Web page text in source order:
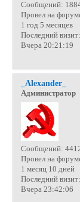
Сообщений:
Провел на
1 год 5 месяцев
Последний визит:
Вчера 20:21:19
_Alexander_
Администратор
Сообщений:
Провел на
1 месяц 10 дней
Последний визит:
Вчера 23:42:06